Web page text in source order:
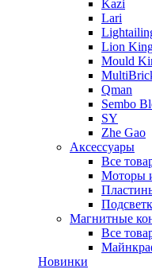
Kazi
Lari
Lion
Mould
Qman
Sembo
SY
Zhe Gao
Аксессуары
Все
Моторы
Магнитные
Все
Новинки